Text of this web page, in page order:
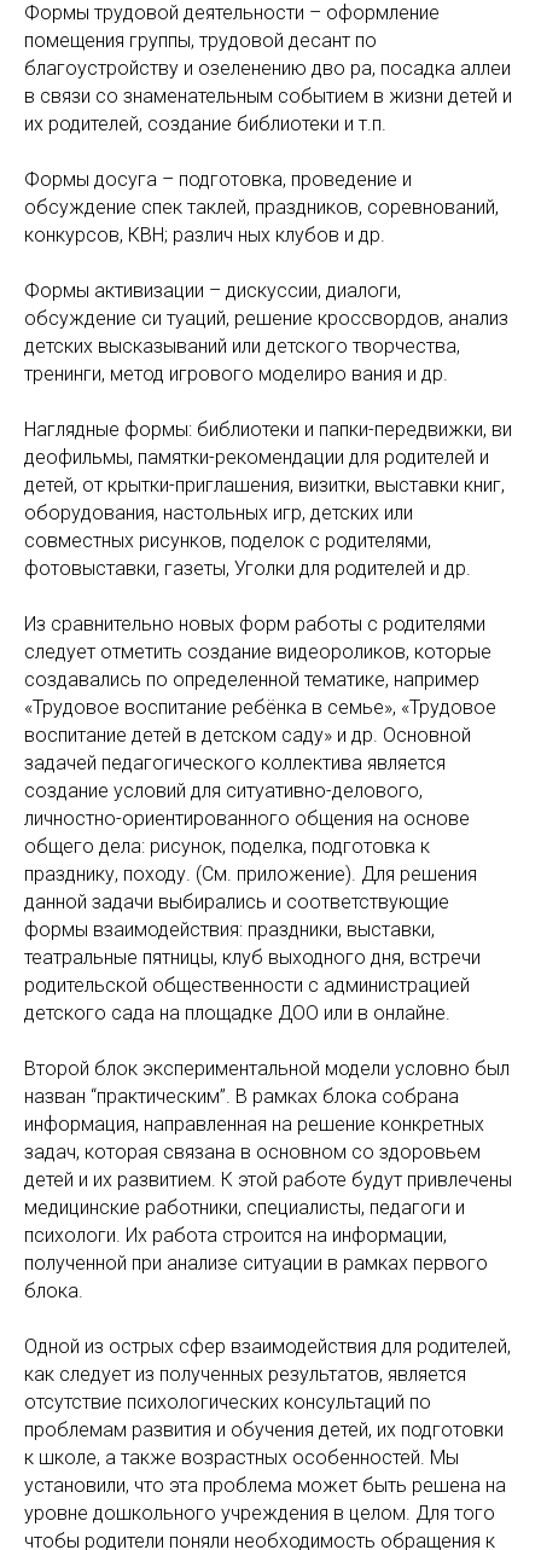
Формы трудовой деятельности – оформление
помещения группы, трудовой десант по
благоустройству и озеленению дво ра, посадка аллеи
в связи со знаменательным событием в жизни детей и
их родителей, создание библиотеки и т.п.
Формы досуга – подготовка, проведение и
обсуждение спек таклей, праздников, соревнований,
конкурсов, КВН; различ ных клубов и др.
Формы активизации – дискуссии, диалоги,
обсуждение си туаций, решение кроссвордов, анализ
детских высказываний или детского творчества,
тренинги, метод игрового моделиро вания и др.
Наглядные формы: библиотеки и папки-передвижки, ви
деофильмы, памятки-рекомендации для родителей и
детей, от крытки-приглашения, визитки, выставки книг,
оборудования, настольных игр, детских или
совместных рисунков, поделок с родителями,
фотовыставки, газеты, Уголки для родителей и др.
Из сравнительно новых форм работы с родителями
следует отметить создание видеороликов, которые
создавались по определенной тематике, например
«Трудовое воспитание ребёнка в семье», «Трудовое
воспитание детей в детском саду» и др. Основной
задачей педагогического коллектива является
создание условий для ситуативно-делового,
личностно-ориентированного общения на основе
общего дела: рисунок, поделка, подготовка к
празднику, походу. (См. приложение). Для решения
данной задачи выбирались и соответствующие
формы взаимодействия: праздники, выставки,
театральные пятницы, клуб выходного дня, встречи
родительской общественности с администрацией
детского сада на площадке ДОО или в онлайне.
Второй блок экспериментальной модели условно был
назван “практическим”. В рамках блока собрана
информация, направленная на решение конкретных
задач, которая связана в основном со здоровьем
детей и их развитием. К этой работе будут привлечены
медицинские работники, специалисты, педагоги и
психологи. Их работа строится на информации,
полученной при анализе ситуации в рамках первого
блока.
Одной из острых сфер взаимодействия для родителей,
как следует из полученных результатов, является
отсутствие психологических консультаций по
проблемам развития и обучения детей, их подготовки
к школе, а также возрастных особенностей. Мы
установили, что эта проблема может быть решена на
уровне дошкольного учреждения в целом. Для того
чтобы родители поняли необходимость обращения к